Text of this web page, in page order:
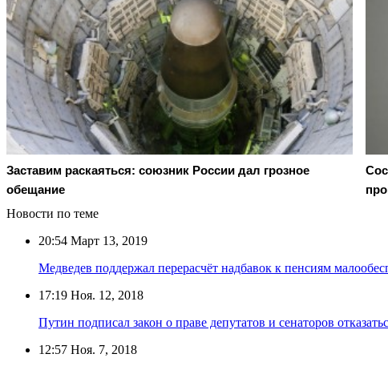
Заставим раскаяться: союзник России дал грозное
обещание
Новости по теме
20:54 Март 13, 2019
Медведев поддержал перерасчёт надбавок к пенсиям
17:19 Ноя. 12, 2018
Путин подписал закон о праве депутатов и сенаторов
12:57 Ноя. 7, 2018